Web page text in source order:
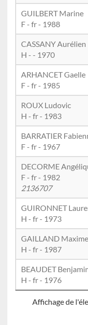
GUILBERT Marine
F - fr - 1988
CASSANY Aurélien
H - - 1970
ARHANCET Gaelle
F - fr - 1985
ROUX Ludovic
H - fr - 1983
BARRATIER
F - fr - 1967
DECORME
F - fr - 1982
2136707
GUIRONNET
H - fr - 1973
GAILLAND Maxime
H - fr - 1987
BEAUDET
H - fr - 1976
Affichage de